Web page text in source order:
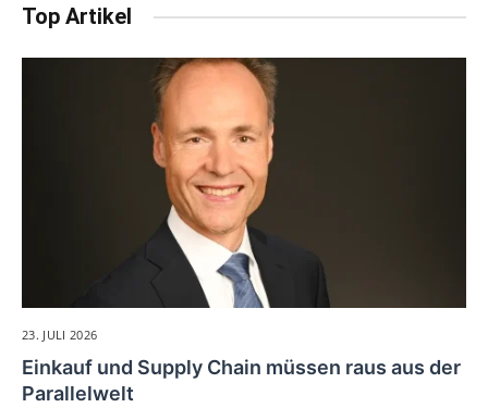
Top Artikel
23. JULI 2026
Einkauf und Supply Chain müssen raus aus der
Parallelwelt